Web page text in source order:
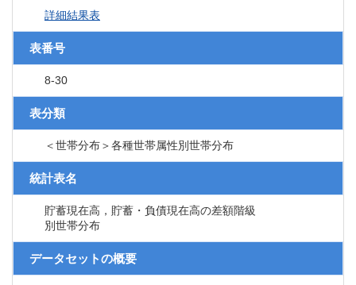
詳細結果表
表番号
8-30
表分類
＜世帯分布＞各種世帯属性別世帯分布
統計表名
貯蓄現在高，貯蓄・負債現在高の差額階級
別世帯分布
データセットの概要